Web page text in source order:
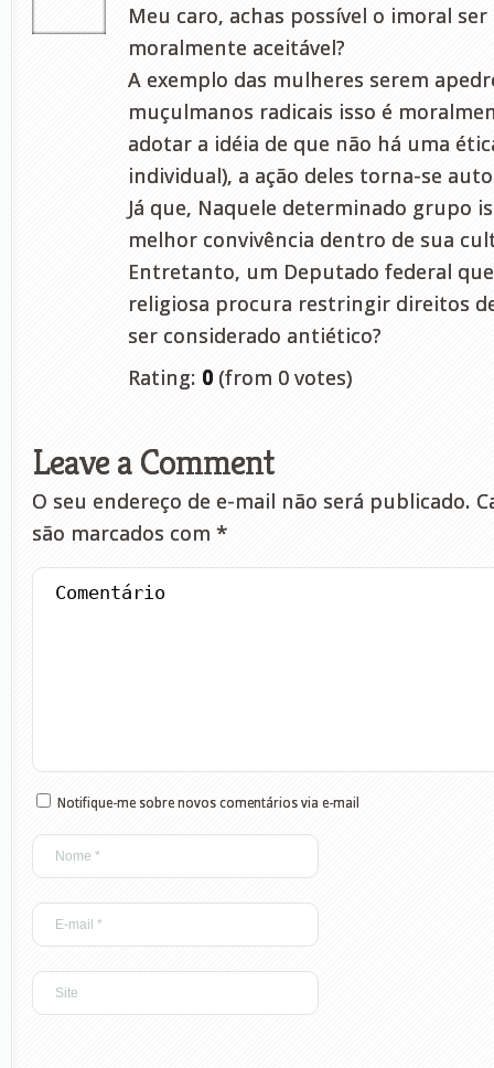
Meu caro, achas possível o imoral
moralmente aceitável?
A exemplo das mulheres serem
muçulmanos radicais isso é
adotar a idéia de que não há uma
individual), a ação deles torna-se
Já que, Naquele determinado grupo
melhor convivência dentro de sua
Entretanto, um Deputado federal
religiosa procura restringir direitos
ser considerado antiético?
Rating: 0 (from 0 votes)
Leave a Comment
O seu endereço de e-mail não será publicado.
são marcados com *
Notifique-me sobre novos comentários via e-mail